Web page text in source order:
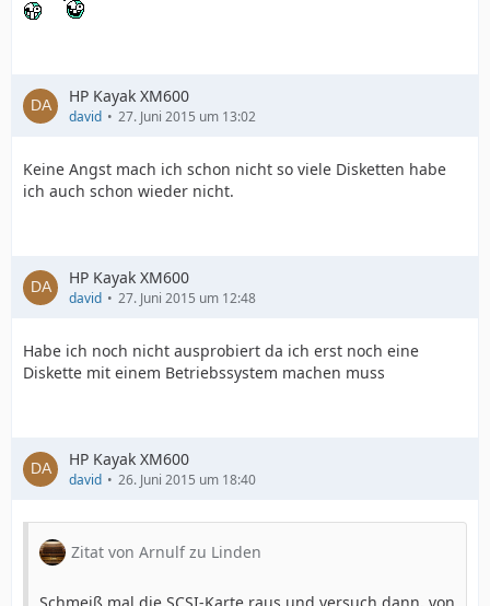
HP Kayak XM600
david 27. Juni 2015 um 13:02
Keine Angst mach ich schon nicht so viele Disketten habe
ich auch schon wieder nicht.
HP Kayak XM600
david 27. Juni 2015 um 12:48
Habe ich noch nicht ausprobiert da ich erst noch eine
Diskette mit einem Betriebssystem machen muss
HP Kayak XM600
david 26. Juni 2015 um 18:40
Zitat von Arnulf zu Linden